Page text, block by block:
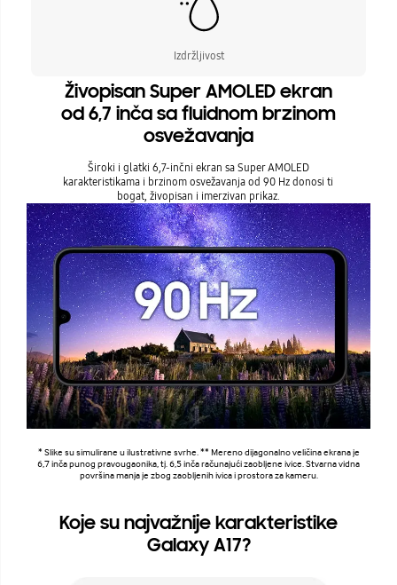
Izdržljivost
Živopisan Super AMOLED ekran
od 6,7 inča sa fluidnom brzinom
osvežavanja
Široki i glatki 6,7-inčni ekran sa Super AMOLED
karakteristikama i brzinom osvežavanja od 90 Hz donosi ti
bogat, živopisan i imerzivan prikaz.
* Slike su simulirane u ilustrativne svrhe. ** Mereno dijagonalno veličina ekrana je
6,7 inča punog pravougaonika, tj. 6,5 inča računajući zaobljene ivice. Stvarna vidna
površina manja je zbog zaobljenih ivica i prostora za kameru.
Koje su najvažnije karakteristike
Galaxy A17?